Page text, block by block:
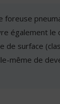
foreuse
également le
de surface
même de